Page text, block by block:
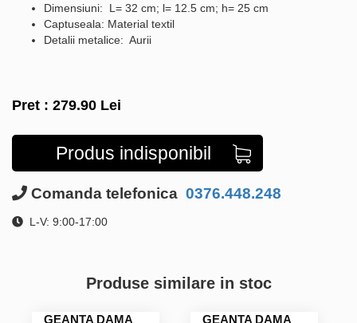
Dimensiuni: L= 32 cm; l= 12.5 cm; h= 25 cm
Captuseala: Material textil
Detalii metalice: Aurii
Pret : 279.90 Lei
Produs indisponibil
Comanda telefonica 0376.448.248
L-V: 9:00-17:00
Produse similare in stoc
GEANTA DAMA
GEANTA DAMA